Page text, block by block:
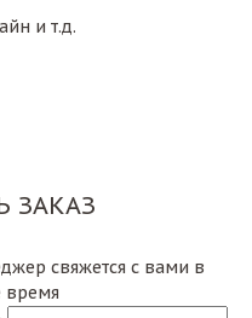
и т.д.
ЗАКАЗ
свяжется с вами в